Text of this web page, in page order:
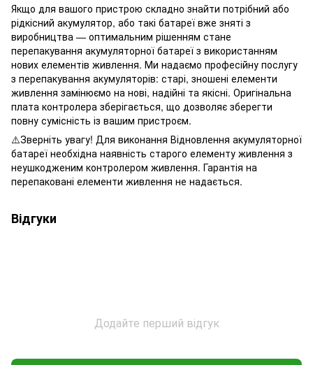
Якщо для вашого пристрою складно знайти потрібний або
рідкісний акумулятор, або такі батареї вже зняті з
виробництва — оптимальним рішенням стане
перепакування акумуляторної батареї з використанням
нових елементів живлення. Ми надаємо професійну послугу
з перепакування акумуляторів: старі, зношені елементи
живлення замінюємо на нові, надійні та якісні. Оригінальна
плата контролера зберігається, що дозволяє зберегти
повну сумісність із вашим пристроєм.
⚠️Зверніть увагу! Для виконання Відновлення акумуляторної
батареї необхідна наявність старого елементу живлення з
неушкодженим контролером живлення. Гарантія на
перепаковані елементи живлення не надається.
Відгуки
Додайте перший відгук